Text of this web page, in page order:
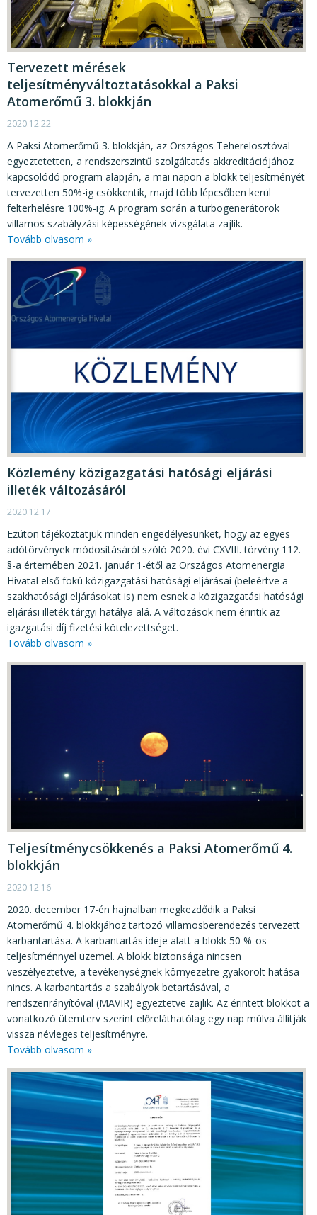
JOGI SZABÁLYOZÁS, ÚTMUTATÓK
NYOMTATVÁNYOK, SZOFTVEREK
Tervezett mérések
teljesítményváltoztatásokkal a Paksi
Atomerőmű 3. blokkján
2020.12.22
A Paksi Atomerőmű 3. blokkján, az Országos Teherelosztóval
egyeztetetten, a rendszerszintű szolgáltatás akkreditációjához
kapcsolódó program alapján, a mai napon a blokk teljesítményét
tervezetten 50%-ig csökkentik, majd több lépcsőben kerül
felterhelésre 100%-ig. A program során a turbogenerátorok
villamos szabályzási képességének vizsgálata zajlik.
Tovább olvasom »
Közlemény közigazgatási hatósági eljárási
illeték változásáról
2020.12.17
Ezúton tájékoztatjuk minden engedélyesünket, hogy az egyes
adótörvények módosításáról szóló 2020. évi CXVIII. törvény 112.
§-a értemében 2021. január 1-étől az Országos Atomenergia
Hivatal első fokú közigazgatási hatósági eljárásai (beleértve a
szakhatósági eljárásokat is) nem esnek a közigazgatási hatósági
eljárási illeték tárgyi hatálya alá. A változások nem érintik az
igazgatási díj fizetési kötelezettséget.
Tovább olvasom »
Teljesítménycsökkenés a Paksi Atomerőmű 4.
blokkján
2020.12.16
2020. december 17-én hajnalban megkezdődik a Paksi
Atomerőmű 4. blokkjához tartozó villamosberendezés tervezett
karbantartása. A karbantartás ideje alatt a blokk 50 %-os
teljesítménnyel üzemel. A blokk biztonsága nincsen
veszélyeztetve, a tevékenységnek környezetre gyakorolt hatása
nincs. A karbantartás a szabályok betartásával, a
rendszerirányítóval (MAVIR) egyeztetve zajlik. Az érintett blokkot a
vonatkozó ütemterv szerint előreláthatólag egy nap múlva állítják
vissza névleges teljesítményre.
Tovább olvasom »